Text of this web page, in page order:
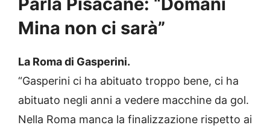
Mina non ci sarà”
La Roma di Gasperini.
“Gasperini ci ha abituato troppo bene, ci ha
abituato negli anni a vedere macchine da gol.
Nella Roma manca la finalizzazione rispetto ai